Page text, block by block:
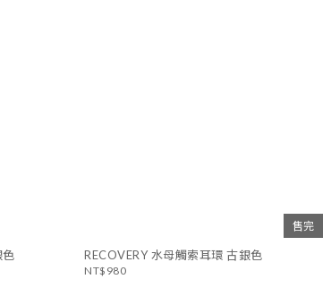
色
售完
RECOVERY 水母觸索耳環 古銀色
NT$980